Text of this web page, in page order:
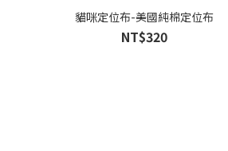
貓咪定位布-美國純棉定位布
NT$320